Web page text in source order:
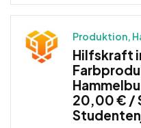
Produktion,
Hilfskraft
20,00 € /